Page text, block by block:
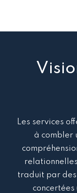
Les services
à combler
traduit par
concertées